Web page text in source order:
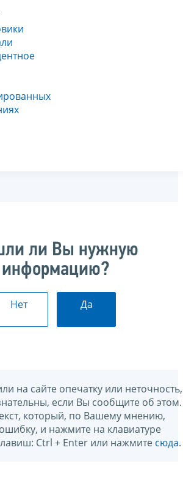
ли Вы нужную
информацию?
Нет Да
на сайте опечатку или неточность,
если Вы сообщите об этом.
который, по Вашему мнению,
и нажмите на клавиатуре
Ctrl + Enter или нажмите сюда.